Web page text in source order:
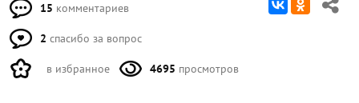
15 комментариев
2 спасибо за вопрос
в избранное 4695 просмотров